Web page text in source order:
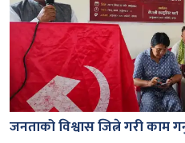
जनताको विश्वास जित्ने गरी काम